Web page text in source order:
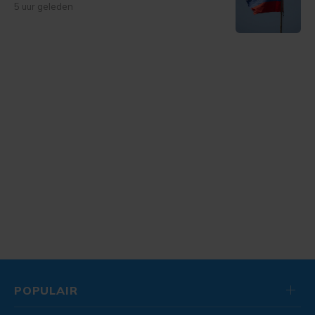
5 uur geleden
POPULAIR